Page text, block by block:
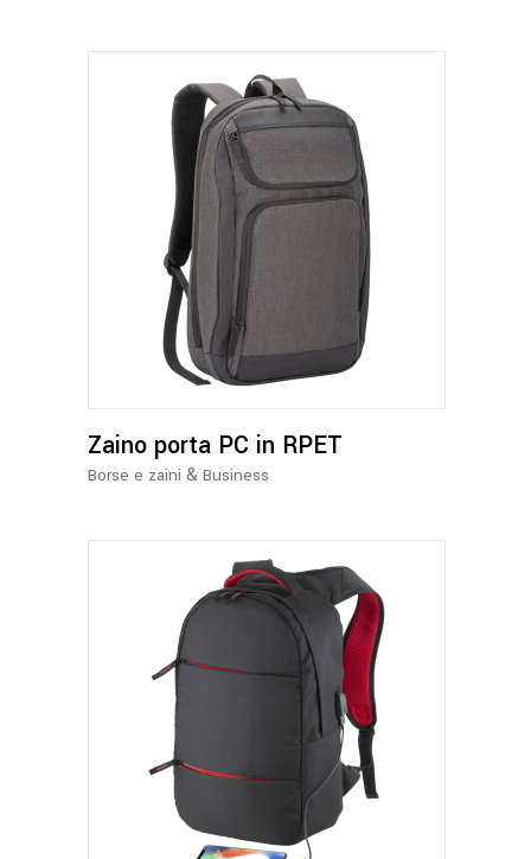
prodotto
Zaino porta PC in RPET
Borse e zaini & Business
Questo
ha
varianti.